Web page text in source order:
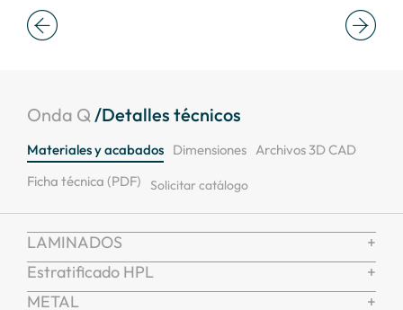
Onda Q/Detalles técnicos
Materiales y acabados Dimensiones Archivos 3D CAD
Ficha técnica (PDF)
Solicitar catálogo
LAMINADOS
Estratificado HPL
METAL